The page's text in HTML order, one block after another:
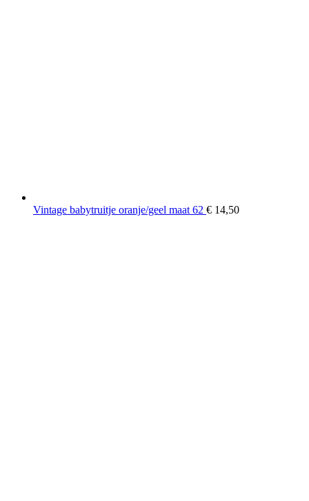
Vintage babytruitje oranje/geel maat 62 € 14,50